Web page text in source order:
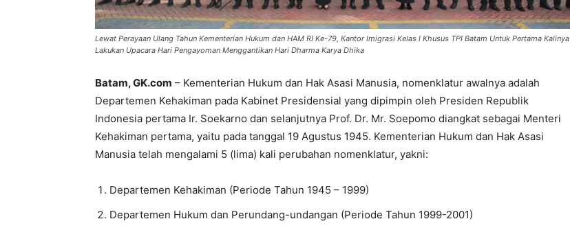
Lewat Perayaan Ulang Tahun Kementerian Hukum dan HAM RI Ke-79, Kantor Imigrasi Kelas I Khusus TPI Batam Untuk Pertama Kalinya
Lakukan Upacara Hari Pengayoman Menggantikan Hari Dharma Karya Dhika
Batam, GK.com – Kementerian Hukum dan Hak Asasi Manusia, nomenklatur awalnya adalah
Departemen Kehakiman pada Kabinet Presidensial yang dipimpin oleh Presiden Republik
Indonesia pertama Ir. Soekarno dan selanjutnya Prof. Dr. Mr. Soepomo diangkat sebagai Menteri
Kehakiman pertama, yaitu pada tanggal 19 Agustus 1945. Kementerian Hukum dan Hak Asasi
Manusia telah mengalami 5 (lima) kali perubahan nomenklatur, yakni:
Departemen Kehakiman (Periode Tahun 1945 – 1999)
Departemen Hukum dan Perundang-undangan (Periode Tahun 1999-2001)